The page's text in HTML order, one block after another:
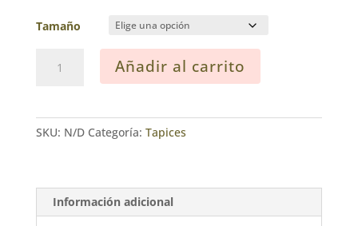
Tamaño
Abstracto
Añadir al carrito
SKU: N/D Categoría: Tapices
Información adicional